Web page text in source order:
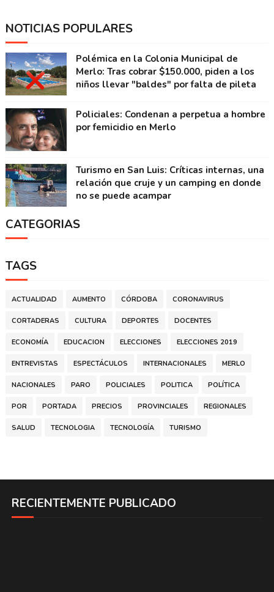
NOTICIAS POPULARES
Polémica en la Colonia Municipal de
Merlo: Tras cobrar $150.000, piden a los
niños llevar "baldes" por falta de pileta
Policiales: Condenan a perpetua a hombre
por femicidio en Merlo
Turismo en San Luis: Críticas internas, una
relación que cruje y un camping en donde
no se puede acampar
CATEGORIAS
TAGS
ACTUALIDAD AUMENTO CÓRDOBA CORONAVIRUS
CORTADERAS CULTURA DEPORTES DOCENTES
ECONOMÍA EDUCACION ELECCIONES ELECCIONES 2019
ENTREVISTAS ESPECTÁCULOS INTERNACIONALES MERLO
NACIONALES PARO POLICIALES POLITICA POLÍTICA
POR PORTADA PRECIOS PROVINCIALES REGIONALES
SALUD TECNOLOGIA TECNOLOGÍA TURISMO
RECIENTEMENTE PUBLICADO